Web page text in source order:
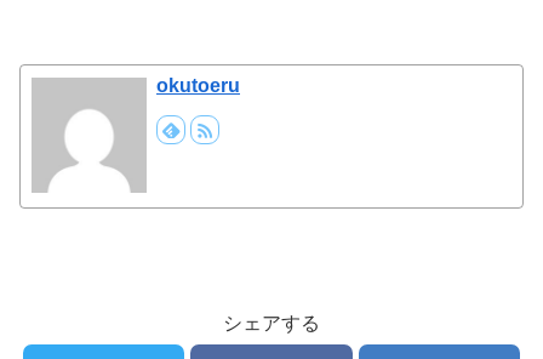
okutoeru
シェアする